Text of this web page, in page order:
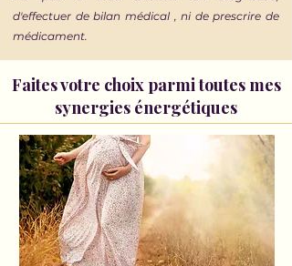
d'effectuer de bilan médical , ni de prescrire de
médicament.
Faites votre choix parmi toutes mes
synergies énergétiques